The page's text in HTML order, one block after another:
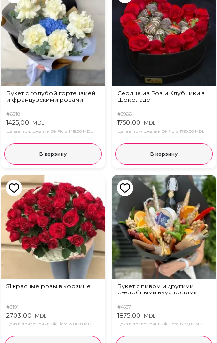
Букет с голубой гортензией
и французскими розами
#6218
1425,00 MDL
Цена в приложении Ok Flora 1415,00 MDL
В корзину
Сердце из Роз и Клубники в
Шоколаде
#3966
1750,00 MDL
Цена в приложении Ok Flora 1730,00 MDL
В корзину
51 красные розы в корзине
#3191
2703,00 MDL
Цена в приложении Ok Flora 2601,00 MDL
Букет с пивом и другими
съедобными вкусностями
#4537
1875,00 MDL
Цена в приложении Ok Flora 1799,00 MDL